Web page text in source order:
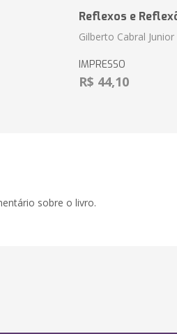
Reflexos e
Gilberto Cabral Junior
IMPRESSO
R$ 44,10
sobre o livro.